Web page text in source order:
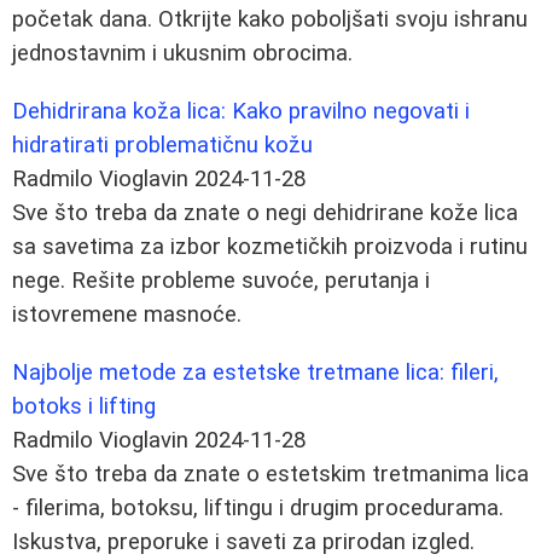
početak dana. Otkrijte kako poboljšati svoju ishranu
jednostavnim i ukusnim obrocima.
Dehidrirana koža lica: Kako pravilno negovati i
hidratirati problematičnu kožu
Radmilo Vioglavin 2024-11-28
Sve što treba da znate o negi dehidrirane kože lica
sa savetima za izbor kozmetičkih proizvoda i rutinu
nege. Rešite probleme suvoće, perutanja i
istovremene masnoće.
Najbolje metode za estetske tretmane lica: fileri,
botoks i lifting
Radmilo Vioglavin 2024-11-28
Sve što treba da znate o estetskim tretmanima lica
- filerima, botoksu, liftingu i drugim procedurama.
Iskustva, preporuke i saveti za prirodan izgled.